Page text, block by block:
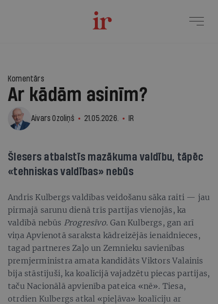
Komentārs
Ar kādām asinīm?
Aivars Ozoliņš 21.05.2026. IR
Šlesers atbalstīs mazākuma valdību, tāpēc
«tehniskas valdības» nebūs
Andris Kulbergs valdības veidošanu sāka raiti — jau
pirmajā sarunu dienā trīs partijas vienojās, ka
valdībā nebūs Progresīvo. Gan Kulbergs, gan arī
viņa Apvienotā saraksta kādreizējās ienaidnieces,
tagad partneres Zaļo un Zemnieku savienības
premjerministra amata kandidāts Viktors Valainis
bija stāstījuši, ka koalīcijā vajadzētu piecas partijas,
taču Nacionālā apvienība pateica «nē». Tiesa,
otrdien Kulbergs atkal «pieļāva» koalīciju ar